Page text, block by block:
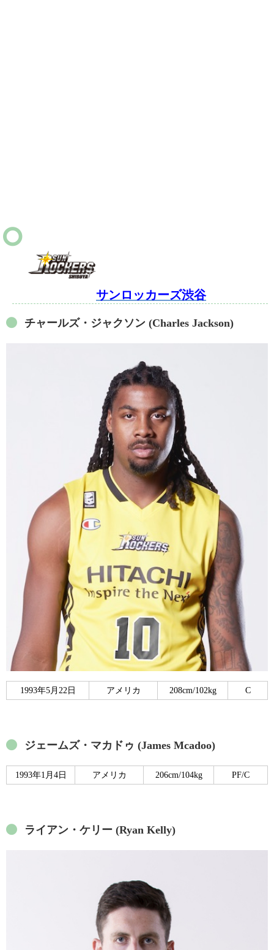
サンロッカーズ渋谷
チャールズ・ジャクソン (Charles Jackson)
1993年5月22日 アメリカ 208cm/102kg C
ジェームズ・マカドゥ (James Mcadoo)
1993年1月4日 アメリカ 206cm/104kg PF/C
ライアン・ケリー (Ryan Kelly)